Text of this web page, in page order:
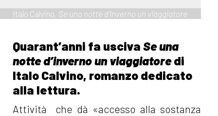
Italo Calvino, Se una notte d’inverno un viaggiatore
Quarant’anni fa uscivaSe una
notte d’inverno un viaggiatoredi
Italo Calvino, romanzo dedicato
alla lettura.
Attività che dà «accesso alla sostanza